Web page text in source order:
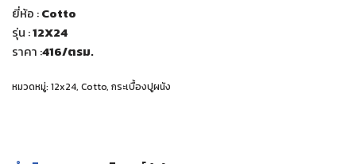
ยี่ห้อ :Cotto
รุ่น :12X24
ราคา :416/ตรม.
หมวดหมู่: 12x24, Cotto, กระเบื้องปูผนัง